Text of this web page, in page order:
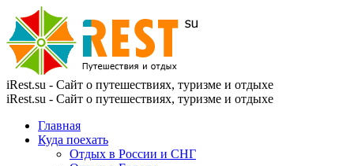
iRest.su - Сайт о путешествиях, туризме и отдыхе
iRest.su - Сайт о путешествиях, туризме и отдыхе
Главная
Куда поехать
Отдых в России и СНГ